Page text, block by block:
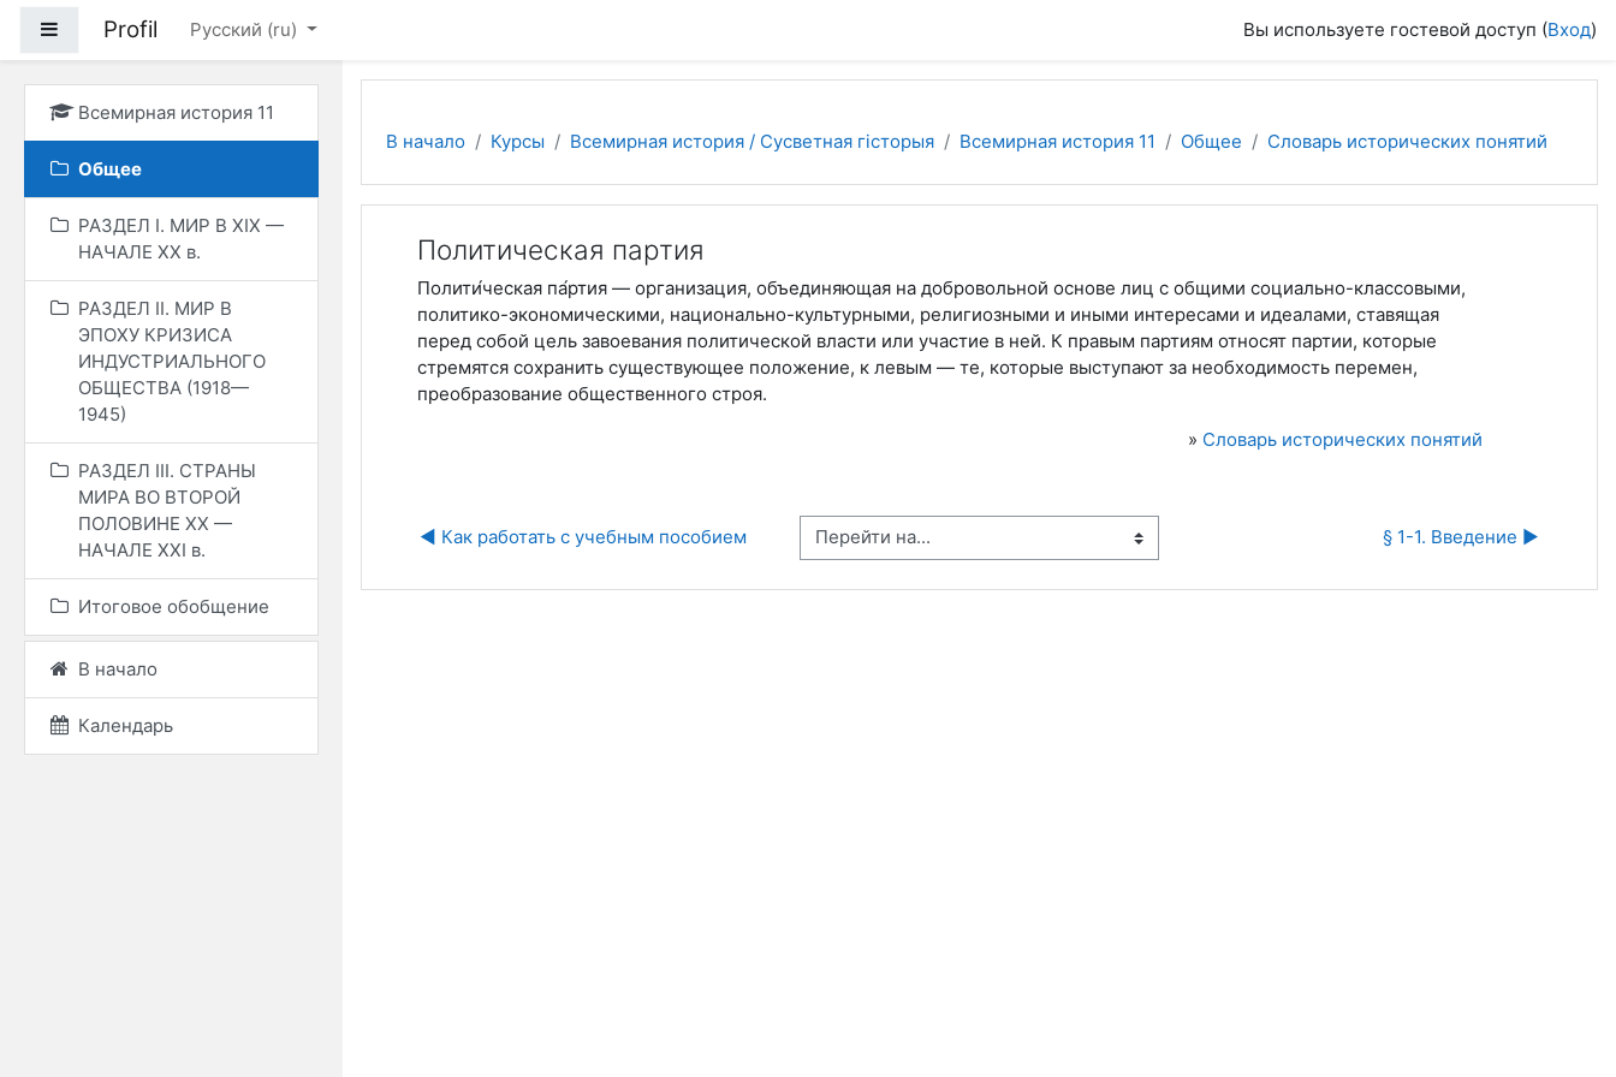
Боковая панель
Profil Русский ‎(ru)‎ Вы используете гостевой доступ (Вход)
Всемирная история 11
Общее
РАЗДЕЛ I. МИР В ХIХ —
НАЧАЛЕ ХХ в.
РАЗДЕЛ II. МИР В
ЭПОХУ КРИЗИСА
ИНДУСТРИАЛЬНОГО
ОБЩЕСТВА (1918—
1945)
РАЗДЕЛ ІІІ. СТРАНЫ
МИРА ВО ВТОРОЙ
ПОЛОВИНЕ ХХ —
НАЧАЛЕ ХХІ в.
Итоговое обобщение
В начало
Календарь
В начало Курсы Всемирная история / Сусветная гісторыя Всемирная история 11 Общее Словарь исторических понятий
Политическая партия
Полити́ческая па́ртия — организация, объединяющая на добровольной основе лиц с общими социально-классовыми,
политико-экономическими, национально-культурными, религиозными и иными интересами и идеалами, ставящая
перед собой цель завоевания политической власти или участие в ней. К правым партиям относят партии, которые
стремятся сохранить существующее положение, к левым — те, которые выступают за необходимость перемен,
преобразование общественного строя.
» Словарь исторических понятий
◀︎ Как работать с учебным пособиемПерейти на... § 1-1. Введение ▶︎